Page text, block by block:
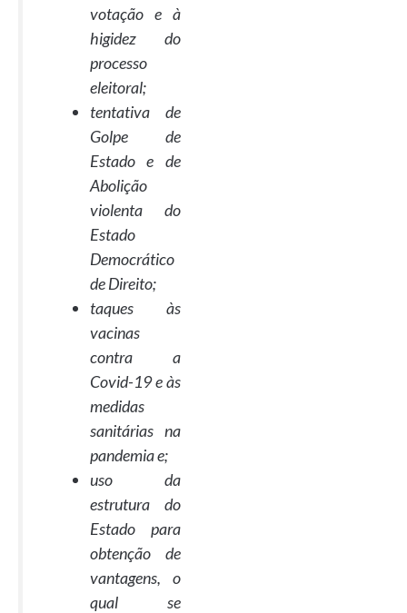
votação e à
higidez do
processo
eleitoral;
tentativa de
Golpe de
Estado e de
Abolição
violenta do
Estado
Democrático
de Direito;
taques às
vacinas
contra a
Covid-19 e às
medidas
sanitárias na
pandemia e;
uso da
estrutura do
Estado para
obtenção de
vantagens, o
qual se